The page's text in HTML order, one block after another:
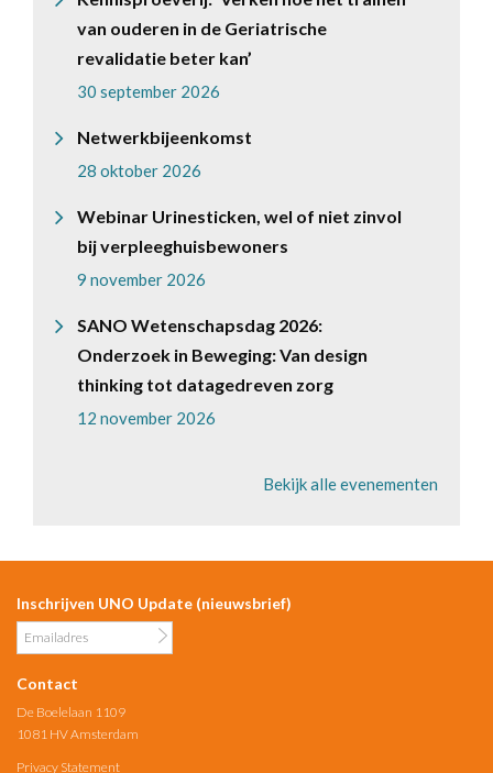
van ouderen in de Geriatrische
revalidatie beter kan’
30 september 2026
Netwerkbijeenkomst
28 oktober 2026
Webinar Urinesticken, wel of niet zinvol
bij verpleeghuisbewoners
9 november 2026
SANO Wetenschapsdag 2026:
Onderzoek in Beweging: Van design
thinking tot datagedreven zorg
12 november 2026
Bekijk alle evenementen
Inschrijven UNO Update (nieuwsbrief)
Contact
De Boelelaan 1109
1081 HV Amsterdam
Privacy Statement